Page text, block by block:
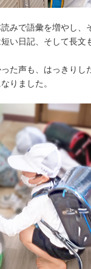
みで語彙を増やし、
い日記、そして長文
た声も、はっきりし
りました。